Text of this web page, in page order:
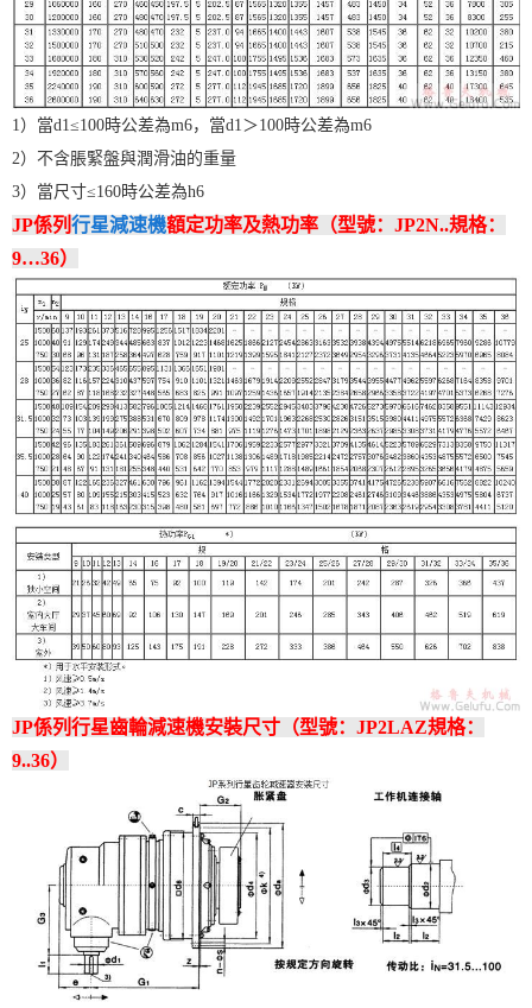
1）當d1≤100時公差為m6，當d1＞100時公差為m6
2）不含脹緊盤與潤滑油的重量
3）當尺寸≤160時公差為h6
JP係列行星減速機額定功率及熱功率（型號：JP2N..規格：
9…36）
JP係列行星齒輪減速機安裝尺寸（型號：JP2LAZ規格：
9..36）